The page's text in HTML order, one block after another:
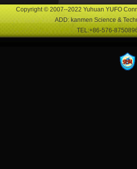
Copyright © 2007--2022 Yuhuan YUFO
ADD: kanmen Science &
TEL:+86-576-